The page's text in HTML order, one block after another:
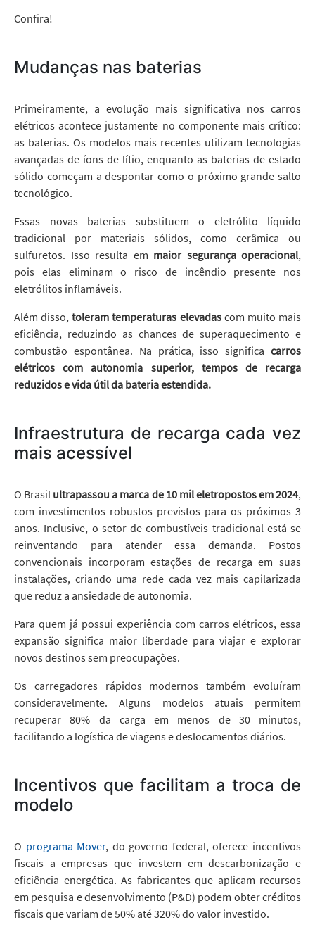
Confira!
Mudanças nas baterias
Primeiramente, a evolução mais significativa nos carros
elétricos acontece justamente no componente mais crítico:
as baterias. Os modelos mais recentes utilizam tecnologias
avançadas de íons de lítio, enquanto as baterias de estado
sólido começam a despontar como o próximo grande salto
tecnológico.
Essas novas baterias substituem o eletrólito líquido
tradicional por materiais sólidos, como cerâmica ou
sulfuretos. Isso resulta em maior segurança operacional,
pois elas eliminam o risco de incêndio presente nos
eletrólitos inflamáveis.
Além disso,toleram temperaturas elevadascom muito mais
eficiência, reduzindo as chances de superaquecimento e
combustão espontânea. Na prática, isso significa carros
elétricos com autonomia superior, tempos de recarga
reduzidos e vida útil da bateria estendida.
Infraestrutura de recarga cada vez
mais acessível
O Brasil ultrapassou a marca de 10 mil eletropostos em 2024,
com investimentos robustos previstos para os próximos 3
anos. Inclusive, o setor de combustíveis tradicional está se
reinventando para atender essa demanda. Postos
convencionais incorporam estações de recarga em suas
instalações, criando uma rede cada vez mais capilarizada
que reduz a ansiedade de autonomia.
Para quem já possui experiência com carros elétricos, essa
expansão significa maior liberdade para viajar e explorar
novos destinos sem preocupações.
Os carregadores rápidos modernos também evoluíram
consideravelmente. Alguns modelos atuais permitem
recuperar 80% da carga em menos de 30 minutos,
facilitando a logística de viagens e deslocamentos diários.
Incentivos que facilitam a troca de
modelo
O programa Mover, do governo federal, oferece incentivos
fiscais a empresas que investem em descarbonização e
eficiência energética. As fabricantes que aplicam recursos
em pesquisa e desenvolvimento (P&D) podem obter créditos
fiscais que variam de 50% até 320% do valor investido.